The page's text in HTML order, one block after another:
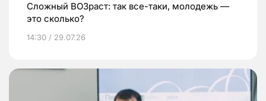
Сложный ВОЗраст: так все-таки, молодежь —
это сколько?
14:30 / 29.07.26